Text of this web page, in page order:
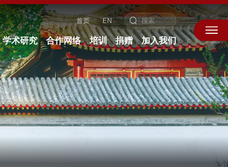
首页 EN
学术研究 合作网络 培训 捐赠 加入我们